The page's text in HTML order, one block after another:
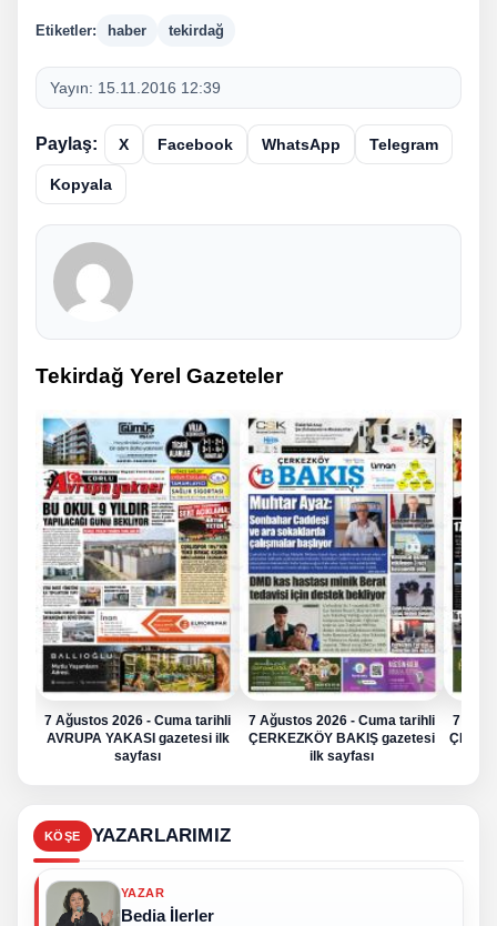
Etiketler: haber tekirdağ
Yayın: 15.11.2016 12:39
Paylaş: X Facebook WhatsApp Telegram
Kopyala
Tekirdağ Yerel Gazeteler
7 Ağustos 2026 - Cuma tarihli
AVRUPA YAKASI gazetesi ilk
sayfası
7 Ağustos 2026 - Cuma tarihli
ÇERKEZKÖY BAKIŞ gazetesi
ilk sayfası
7
KÖŞE YAZARLARIMIZ
YAZAR
Bedia İlerler